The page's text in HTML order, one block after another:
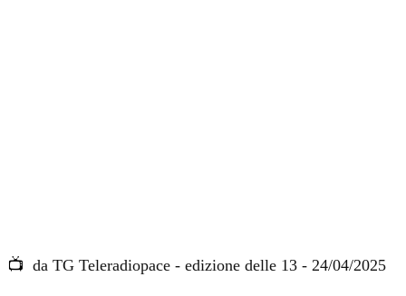
📺 da TG Teleradiopace - edizione delle 13 - 24/04/2025